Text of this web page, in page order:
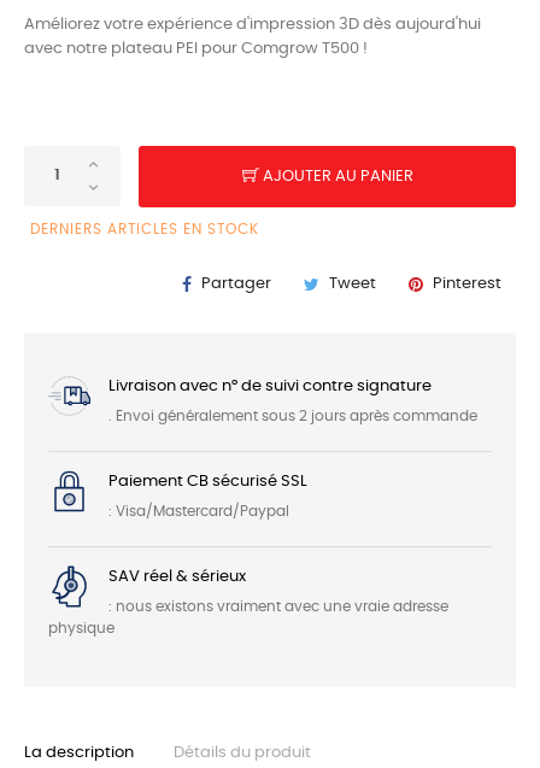
Améliorez votre expérience d'impression 3D dès aujourd'hui
avec notre plateau PEI pour Comgrow T500 !
AJOUTER AU PANIER
DERNIERS ARTICLES EN STOCK
Partager Tweet Pinterest
Livraison avec n° de suivi contre signature
. Envoi généralement sous 2 jours après commande
Paiement CB sécurisé SSL
: Visa/Mastercard/Paypal
SAV réel & sérieux
: nous existons vraiment avec une vraie adresse
physique
La description Détails du produit